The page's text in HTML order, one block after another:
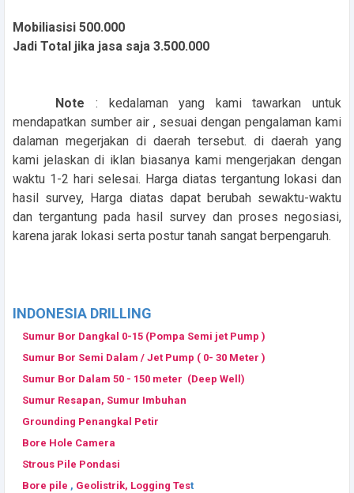
Mobiliasisi 500.000
Jadi Total jika jasa saja 3.500.000
Note : kedalaman yang kami tawarkan untuk
mendapatkan sumber air , sesuai dengan pengalaman kami
dalaman megerjakan di daerah tersebut. di daerah yang
kami jelaskan di iklan biasanya kami mengerjakan dengan
waktu 1-2 hari selesai. Harga diatas tergantung lokasi dan
hasil survey, Harga diatas dapat berubah sewaktu-waktu
dan tergantung pada hasil survey dan proses negosiasi,
karena jarak lokasi serta postur tanah sangat berpengaruh.
INDONESIA DRILLING
Sumur Bor Dangkal 0-15 (Pompa Semi jet Pump )
Sumur Bor Semi Dalam / Jet Pump ( 0- 30 Meter )
Sumur Bor Dalam 50 - 150 meter (Deep Well)
Sumur Resapan, Sumur Imbuhan
Grounding Penangkal Petir
Bore Hole Camera
Strous Pile Pondasi
Bore pile , Geolistrik, Logging Test